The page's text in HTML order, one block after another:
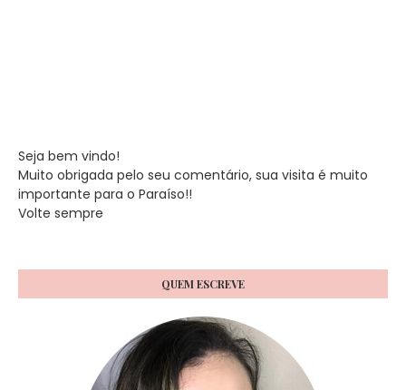
Seja bem vindo!
Muito obrigada pelo seu comentário, sua visita é muito
importante para o Paraíso!!
Volte sempre
QUEM ESCREVE